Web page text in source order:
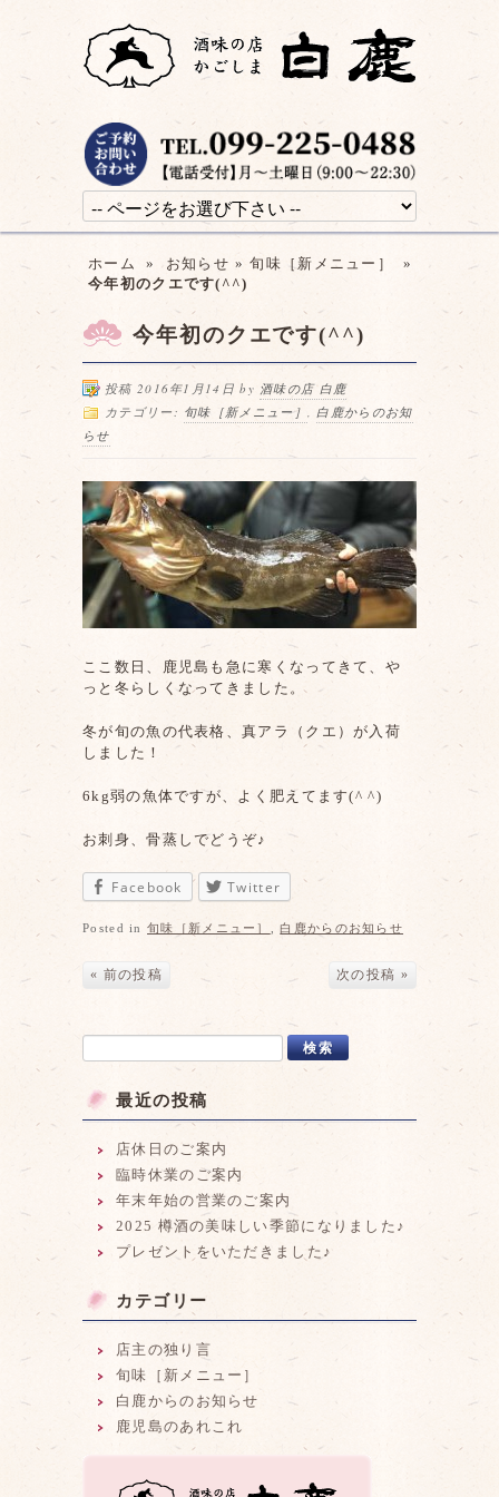
ホーム » お知らせ » 旬味［新メニュー］
»
今年初のクエです(^^)
今年初のクエです(^^)
投稿 2016年1月14日 by 酒味の店 白鹿
カテゴリー: 旬味［新メニュー］ , 白鹿からのお知
らせ
ここ数日、鹿児島も急に寒くなってきて、や
っと冬らしくなってきました。
冬が旬の魚の代表格、真アラ（クエ）が入荷
しました！
6kg弱の魚体ですが、よく肥えてます(^ ^)
お刺身、骨蒸しでどうぞ♪
Facebook Twitter
Posted in 旬味［新メニュー］ ,白鹿からのお知らせ
« 前の投稿 次の投稿 »
最近の投稿
店休日のご案内
臨時休業のご案内
年末年始の営業のご案内
2025 樽酒の美味しい季節になりました♪
プレゼントをいただきました♪
カテゴリー
店主の独り言
旬味［新メニュー］
白鹿からのお知らせ
鹿児島のあれこれ